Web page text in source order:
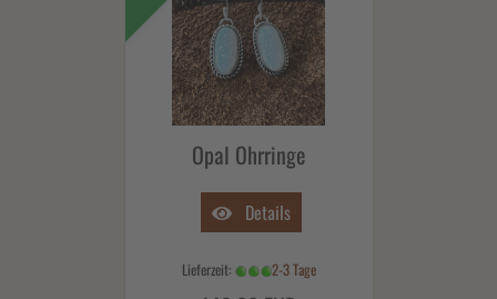
Opal Ohrringe
Details
Lieferzeit: 2-3 Tage